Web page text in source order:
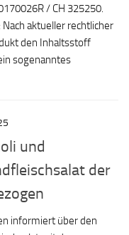
/ CH 325250.
aktueller rechtlicher
den Inhaltsstoff
sogenanntes
und
der
informiert über den